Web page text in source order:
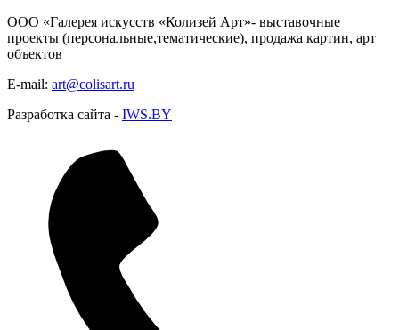
ООО «Галерея искусств «Колизей Арт»- выставочные
проекты (персональные,тематические), продажа картин, арт
объектов
E-mail: art@colisart.ru
Разработка сайта - IWS.BY